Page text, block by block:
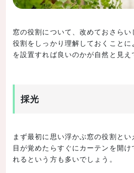
窓の役割について、改めておさら
役割をしっかり理解しておくこと
を設置すれば良いのかが自然と見え
採光
まず最初に思い浮かぶ窓の役割と
目が覚めたらすぐにカーテンを開け
れるという方も多いでしょう。